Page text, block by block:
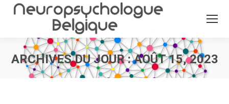
ARCHIVES DU JOUR :AOÛT 15, 2023
Vous êtes ici :